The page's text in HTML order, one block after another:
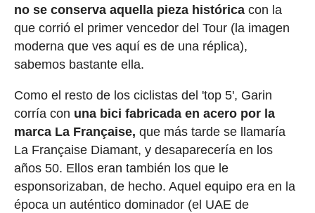
no se conserva aquella pieza históricacon la
que corrió el primer vencedor del Tour (la imagen
moderna que ves aquí es de una réplica),
sabemos bastante ella.
Como el resto de los ciclistas del 'top 5', Garin
corría con una bici fabricada en acero por la
marca La Française, que más tarde se llamaría
La Française Diamant, y desaparecería en los
años 50. Ellos eran también los que le
esponsorizaban, de hecho. Aquel equipo era en la
época un auténtico dominador (el UAE de